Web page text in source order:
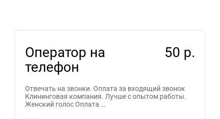
Оператор на
телефон
50 р.
Отвечать на звонки. Оплата за входящий звонок
Клининговая компания. Лучше с опытом работы.
Женский голос Оплата …